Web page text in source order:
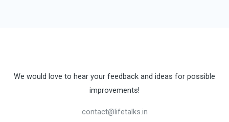
ब्रह्मानंद
We would love to hear your feedback and ideas for possible
improvements!
contact@lifetalks.in